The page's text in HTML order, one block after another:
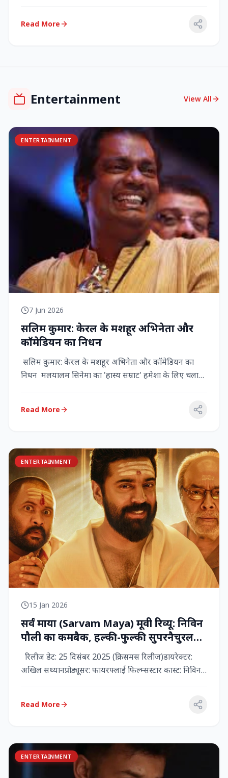
Read More
Entertainment View All
ENTERTAINMENT
7 Jun 2026
सलिम कुमार: केरल के मशहूर अभिनेता और
कॉमेडियन का निधन
सलिम कुमार: केरल के मशहूर अभिनेता और कॉमेडियन का
निधन मलयालम सिनेमा का 'हास्य सम्राट' हमेशा के लिए चला
Read More
ENTERTAINMENT
15 Jan 2026
सर्वं माया (Sarvam Maya) मूवी रिव्यू: निविन
पौली का कमबैक, हल्की-फुल्की सुपरनैचुरल
कॉमेडी जो दिल को छू जाती है
रिलीज डेट: 25 दिसंबर 2025 (क्रिसमस रिलीज)डायरेक्टर:
अखिल सथ्यानप्रोड्यूसर: फायरफ्लाई फिल्म्सस्टार कास्ट: निविन
Read More
ENTERTAINMENT